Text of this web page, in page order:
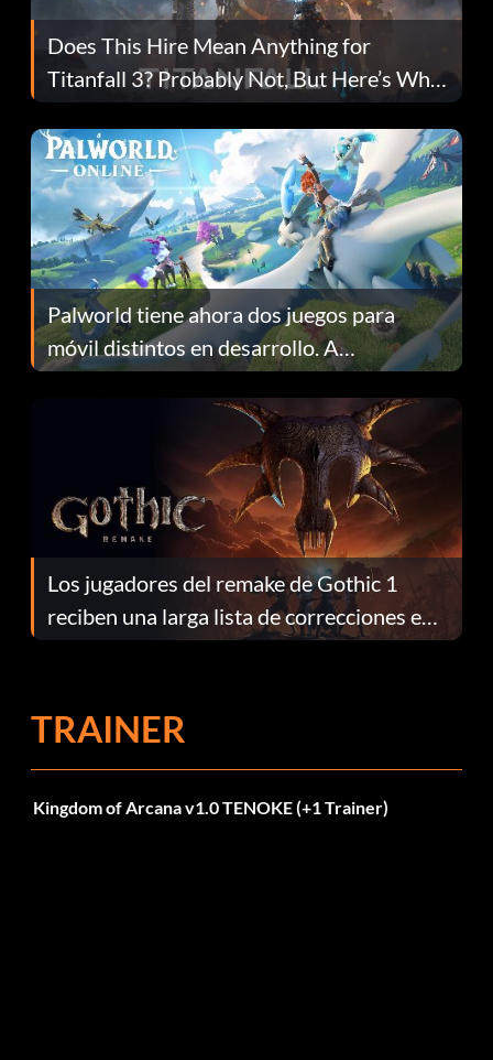
Does This Hire Mean Anything for
Titanfall 3? Probably Not, But Here’s Why
Fans Are Hopeful
Palworld tiene ahora dos juegos para
móvil distintos en desarrollo. A
continuación te explicamos por qué.
Los jugadores del remake de Gothic 1
reciben una larga lista de correcciones en
el parche 1.0.4
TRAINER
Kingdom of Arcana v1.0 TENOKE (+1 Trainer)